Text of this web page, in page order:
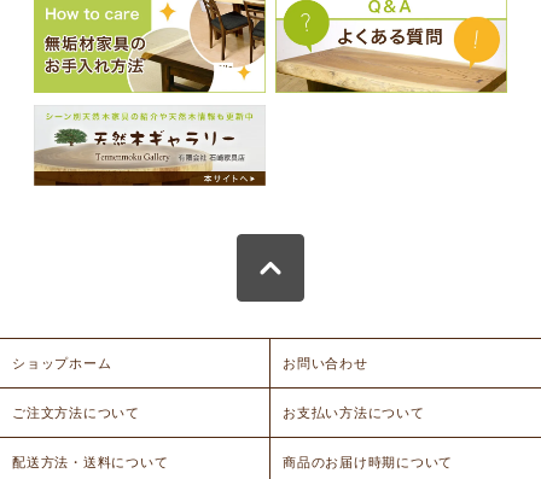
ショップホーム お問い合わせ
ご注文方法について お支払い方法について
配送方法・送料について 商品のお届け時期について